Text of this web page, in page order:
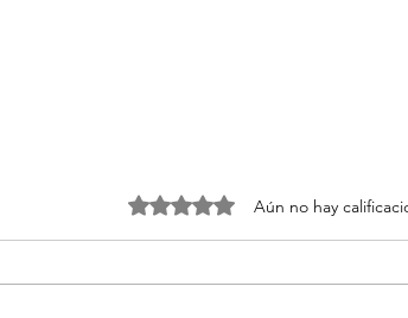
Obtuvo 0 de 5 estrellas.Aún no hay